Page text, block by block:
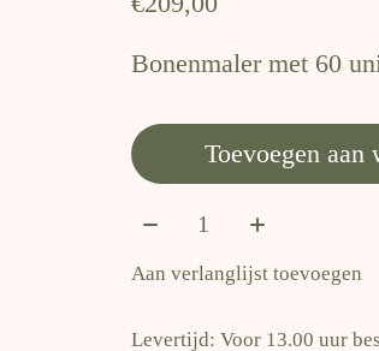
Bonenmaler met 60
Toevoegen aan
Aantal:
Aan verlanglijst toevoegen
Levertijd: Voor 13.00 uur